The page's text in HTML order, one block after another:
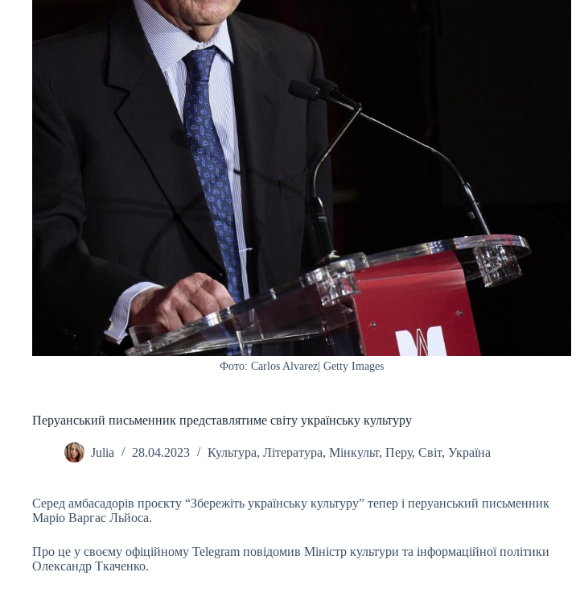
Фото: Carlos Alvarez| Getty Images
Перуанський письменник представлятиме світу українську культуру
Julia 28.04.2023 Культура, Література, Мінкульт, Перу, Світ, Україна
Серед амбасадорів проєкту “Збережіть українську культуру” тепер і перуанський письменник
Маріо Варгас Льйоса.
Про це у своєму офіційному Telegram повідомив Міністр культури та інформаційної політики
Олександр Ткаченко.